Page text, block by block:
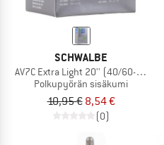
SCHWALBE
AV7C Extra Light 20'' (40/60-406)
Polkupyörän sisäkumi
10,95 € 8,54 €
(0)